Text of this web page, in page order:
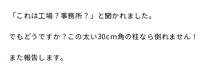
「これは工場？事務所？」と聞かれました。
でもどうですか？この太い30cm角の柱なら倒れません！
また報告します。